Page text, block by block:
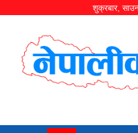
शुक्रबार,
समाज/
चितवन